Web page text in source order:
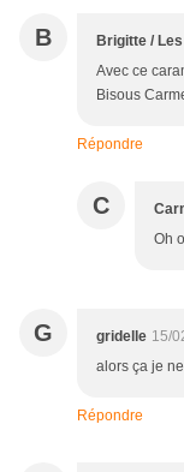
B Brigitte /
Avec ce
Bisous
Répondre
C
Oh
G gridelle 15/
alors ça je
Répondre